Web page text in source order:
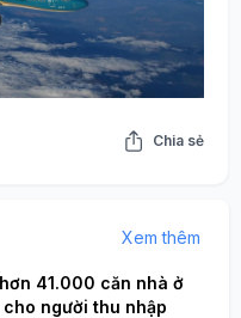
Chia sẻ
Xem thêm
41.000 căn nhà ở
người thu nhập